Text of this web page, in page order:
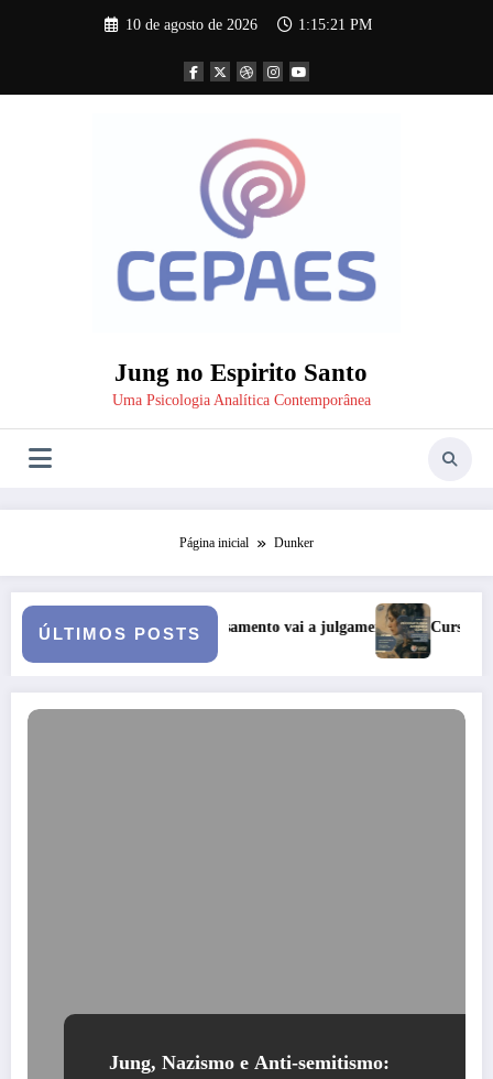
10 de agosto de 2026 1:15:21 PM
Jung no Espirito Santo
Uma Psicologia Analítica Contemporânea
Página inicial Dunker
ÚLTIMOS POSTS
quando o casamento vai a julgamento Curso: Psicopatologia
Jung, Nazismo e Anti-semitismo: